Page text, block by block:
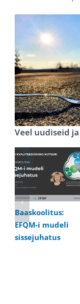
Veel uudiseid
Baaskoolitus:
EFQM-i mudeli
sissejuhatus